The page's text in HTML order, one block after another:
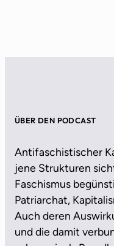
ÜBER DEN PODCAST
Antifaschistischer
jene Strukturen
Faschismus
Patriarchat,
Auch deren
und die damit